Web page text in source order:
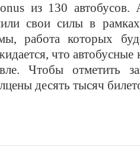
из 130 автобусов.
свои силы в рамк
работа которых
что автобусные
Чтобы отметить
десять тысяч